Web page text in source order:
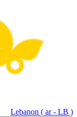
Lebanon ( ar - LB )